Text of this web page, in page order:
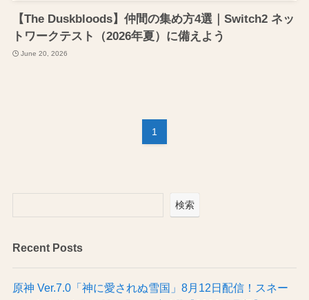
【The Duskbloods】仲間の集め方4選｜Switch2 ネッ
トワークテスト（2026年夏）に備えよう
June 20, 2026
1
検索
Recent Posts
原神 Ver.7.0「神に愛されぬ雪国」8月12日配信！スネー